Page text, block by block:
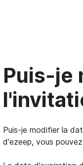
Puis-je
Puis-je modifier la
d'ezeep, vous